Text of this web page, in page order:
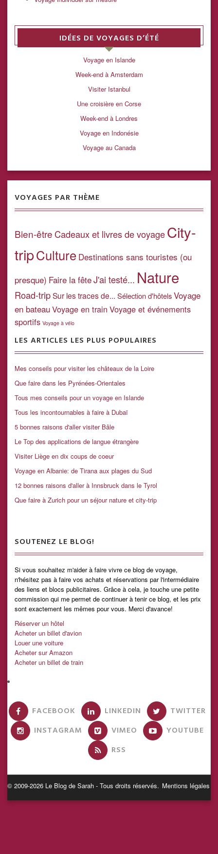
IDÉES DE VOYAGES D’ÉTÉ
Voyage en Islande
Week-end à Amsterdam
Visiter Istanbul
Une croisière en Corse
Week-end à Londres
Voyage en Indonésie
Voyage au Canada
VOYAGES PAR THÈME
Bien-être Cadeaux et livres de voyageCity-
tripCulture Destinations sans touristes (ou
presque) Faire la fêteJ'ai testé... Nature
Road-tripSur les traces de... Sélection d'hôtelsVoyage
en bateauVoyage en train Voyage et événements
sportifs Voyage à vélo
LES ARTICLES LES PLUS POPULAIRES
Mes conseils pour visiter les châteaux de la Loire
Que faire dans les Pyrénées-Orientales
Tous mes conseils pour un voyage en Islande
Tous les incontournables à faire à Dubaï
5 bonnes raisons d'aller visiter Bâle
Le Top des applications de langue étrangère
Visiter Liège en dix coups de coeur
Voyage en Albanie: de Tirana aux plages du Sud
12 bonnes raisons d'aller à Innsbruck dans le Tyrol
Que faire à Zurich pour un séjour nature et city-trip
SOUTENEZ LE BLOG!
Si vous souhaitez m'aider à faire vivre ce blog de voyage,
n'hésitez pas à faire vos achats et réservations par l'intermédiaire
des liens et blocs publicitaires. Grâce à cela, je touche une petite
commission qui me permet de continuer à tenir ce blog, et les prix
sont exactement les mêmes pour vous. Merci d'avance!
Réserver un hôtel
Acheter un billet d'avion
Louer une voiture
Acheter sur Amazon
Acheter un billet de train
FACEBOOK LINKEDIN
TWITTER
INSTAGRAM
VIMEO
YOUTUBE
RSS
© 2009-2026 Le Blog de Sarah - Tous droits réservés. Mentions légales